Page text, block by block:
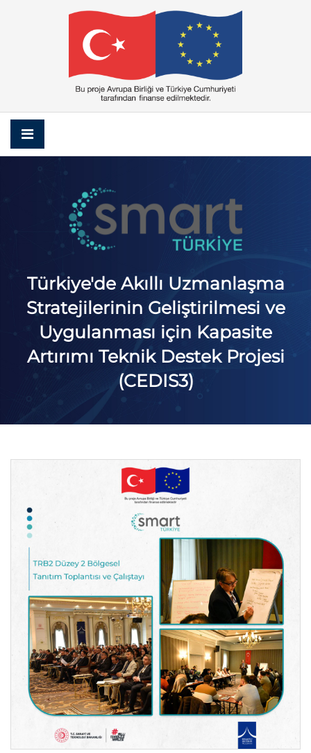
Türkiye'de Akıllı Uzmanlaşma
Stratejilerinin Geliştirilmesi ve
Uygulanması için Kapasite
Artırımı Teknik Destek Projesi
(CEDIS3)